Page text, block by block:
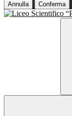
Annulla Conferma